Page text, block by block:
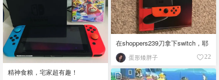
在shoppers239刀拿下switch，耶
蛋形矮胖子 22
精神食粮，宅家超有趣！